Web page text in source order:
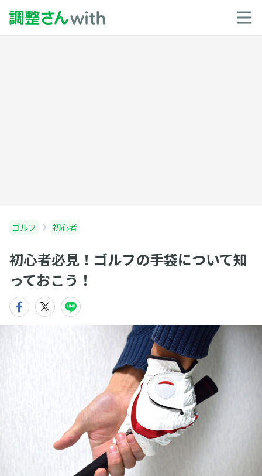
ゴルフ 初心者
初心者必見！ゴルフの手袋について知
っておこう！